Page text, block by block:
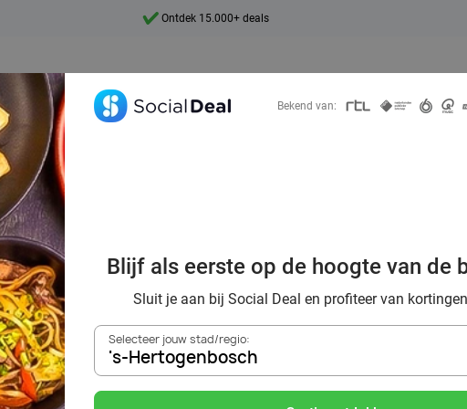
7 dagen per week beschikbaar
de beste
in 's-
omgeving
Bekend van:
Blijf als eerste op de hoogte van de
Sluit je aan bij Social Deal en profiteer van
Selecteer jouw stad/regio:
's-Hertogenbosch